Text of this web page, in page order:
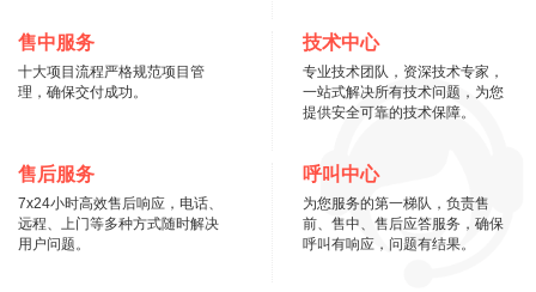
售中服务
十大项目流程严格规范项目管
理，确保交付成功。
技术中心
专业技术团队，资深技术专家，
一站式解决所有技术问题，为您
提供安全可靠的技术保障。
售后服务
7x24小时高效售后响应，电话、
远程、上门等多种方式随时解决
用户问题。
呼叫中心
为您服务的第一梯队，负责售
前、售中、售后应答服务，确保
呼叫有响应，问题有结果。